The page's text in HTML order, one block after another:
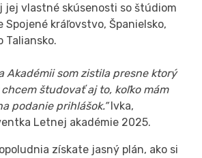
jej vlastné skúsenosti so štúdiom
Spojené kráľovstvo, Španielsko,
Taliansko.
Akadémii som zistila presne ktorý
študovať aj to, koľko mám
podanie prihlášok.”Ivka,
Letnej akadémie 2025.
získate jasný plán, ako si